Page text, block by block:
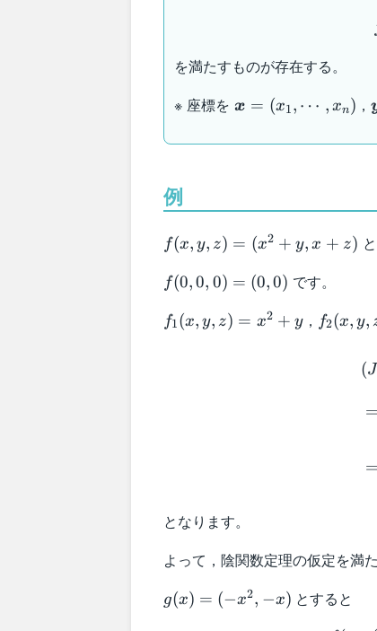
を満たすものが存在する。
※ 座標を \boldsymbol{x}
= (x_1 , \cdots
, x_n)
x = (x1, ⋯ , xn) ，
例
f(x,y,z) =
f(x, y, z) = (x2 + y, x + z)
f(0,0,0)
f(0,0, 0) = (0, 0) です。
f_1
(x,y,z)
f1(x, y, z) = x2 + y ， f_2
(x,y,z)
f2(x, y,
(
=
=
となります。
よって，陰関数定理の仮定を満
g(x)
g(x) = (−x2, −x) とすると